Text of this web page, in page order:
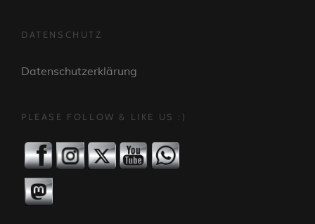
DATENSCHUTZ
Datenschutzerklärung
PLEASE FOLLOW & LIKE US :)